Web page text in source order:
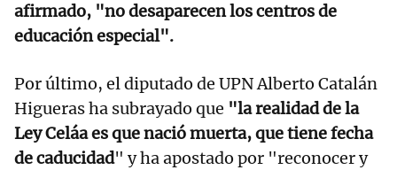
afirmado, "no desaparecen los centros de
educación especial".
Por último, el diputado de UPN Alberto Catalán
Higueras ha subrayado que "la realidad de la
Ley Celáa es que nació muerta, que tiene fecha
de caducidad" y ha apostado por "reconocer y